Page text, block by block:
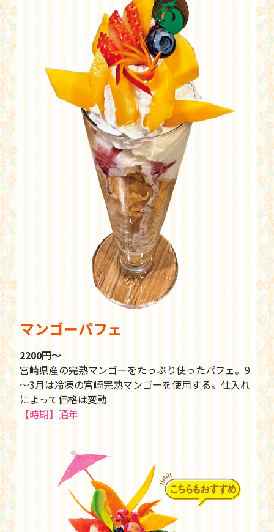
マンゴーパフェ
2200円〜
宮崎県産の完熟マンゴーをたっぷり使ったパフェ。9
～3月は冷凍の宮崎完熟マンゴーを使用する。仕入れ
によって価格は変動
【時期】通年